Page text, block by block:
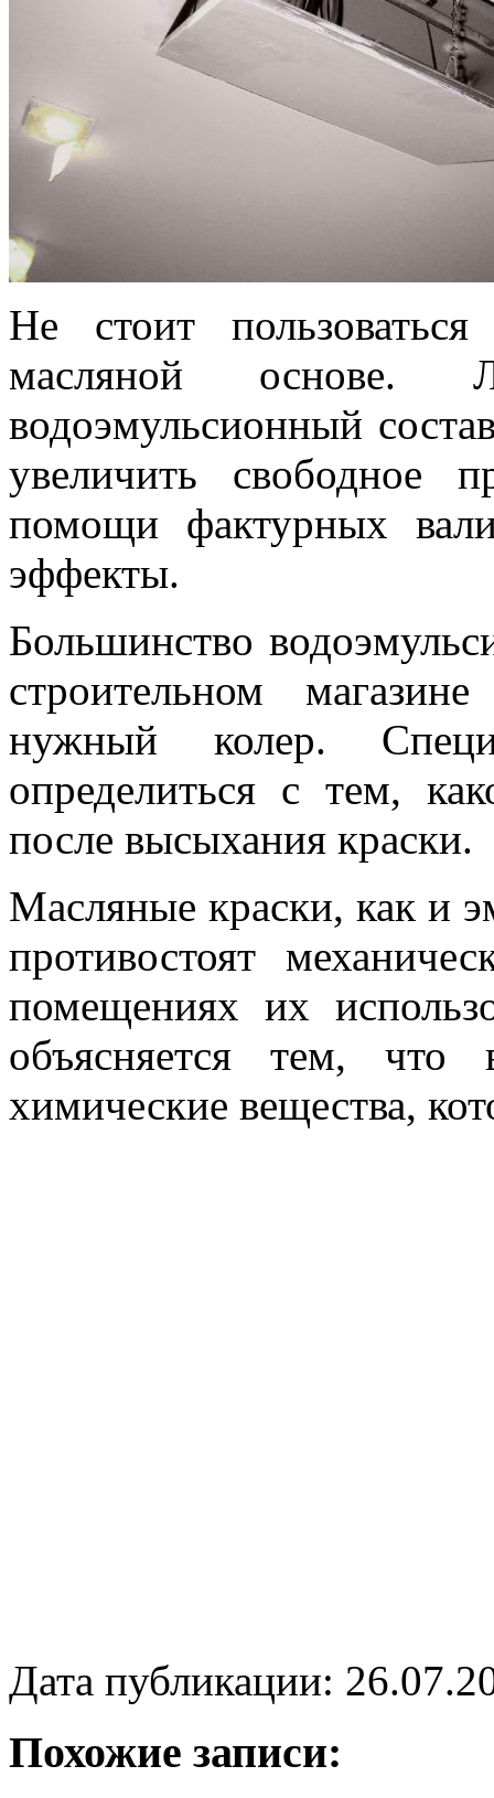
Не стоит
масляной основе.
водоэмульсионный
увеличить свободное
помощи фактурных
эффекты.
Большинство
строительном
нужный колер.
определиться с тем,
после высыхания краски.
Масляные краски, как и
противостоят
помещениях их
объясняется тем,
химические вещества,
Дата публикации:
Похожие записи: